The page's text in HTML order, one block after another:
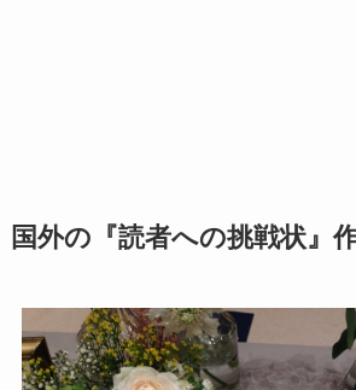
国外の『読者への挑戦状』